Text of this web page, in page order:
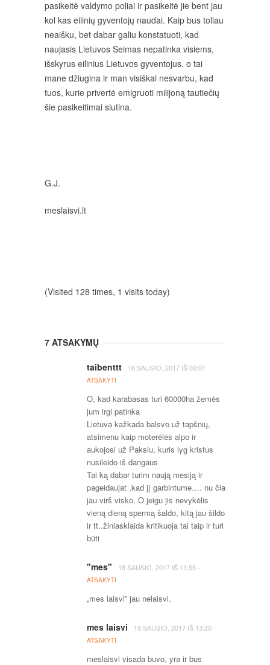
pasikeitė valdymo poliai ir pasikeitė jie bent jau
kol kas eilinių gyventojų naudai. Kaip bus toliau
neaišku, bet dabar galiu konstatuoti, kad
naujasis Lietuvos Seimas nepatinka visiems,
išskyrus eilinius Lietuvos gyventojus, o tai
mane džiugina ir man visiškai nesvarbu, kad
tuos, kurie privertė emigruoti milijoną tautiečių
šie pasikeitimai siutina.
G.J.
meslaisvi.lt
(Visited 128 times, 1 visits today)
7 ATSAKYMŲ
taibenttt 16 SAUSIO, 2017 IŠ00:01 ·
ATSAKYTI
O, kad karabasas turi 60000ha žemės
jum irgi patinka
Lietuva kažkada balsvo už tapšnių,
atsimenu kaip moterėlės alpo ir
aukojosi už Paksiu, kuris lyg kristus
nusileido iš dangaus
Tai ką dabar turim naują mesiją ir
pageidaujat ,kad jį garbintume…. nu čia
jau virš visko. O jeigu jis nevykėlis
vieną dieną spermą šaldo, kitą jau šildo
ir tt..žiniasklaida kritikuoja tai taip ir turi
būti
"mes" 18 SAUSIO, 2017 IŠ 11:55 ·
ATSAKYTI
„mes laisvi” jau nelaisvi.
mes laisvi 18 SAUSIO, 2017 IŠ 13:20 ·
ATSAKYTI
meslaisvi visada buvo, yra ir bus